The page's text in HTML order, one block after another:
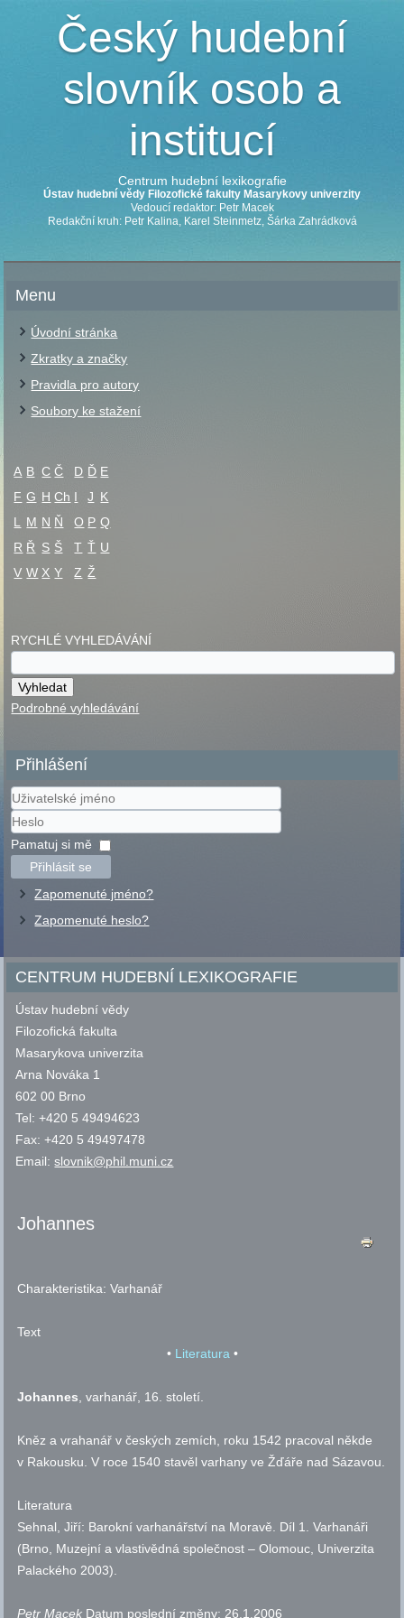
Český hudební
slovník osob a
institucí
Centrum hudební lexikografie
Ústav hudební vědy Filozofické fakulty Masarykovy univerzity
Vedoucí redaktor: Petr Macek
Redakční kruh: Petr Kalina, Karel Steinmetz, Šárka Zahrádková
Menu
Úvodní stránka
Zkratky a značky
Pravidla pro autory
Soubory ke stažení
A B C Č D Ď E
F G H Ch I J K
L
M N Ň O P Q
R Ř S Š T Ť U
V W X Y Z Ž
RYCHLÉ VYHLEDÁVÁNÍ
Podrobné vyhledávání
Přihlášení
Uživatelské
jméno
Heslo
Pamatuj si mě
Přihlásit se
Zapomenuté jméno?
Zapomenuté heslo?
CENTRUM HUDEBNÍ LEXIKOGRAFIE
Ústav hudební vědy
Filozofická fakulta
Masarykova univerzita
Arna Nováka 1
602 00 Brno
Tel: +420 5 49494623
Fax: +420 5 49497478
Email:slovnik@phil.muni.cz
Johannes
Charakteristika:Varhanář
Text
• Literatura•
Johannes, varhanář, 16. století.
Kněz a vrahanář v českých zemích, roku 1542 pracoval někde
v Rakousku. V roce 1540 stavěl varhany ve Žďáře nad Sázavou.
Literatura
Sehnal, Jiří: Barokní varhanářství na Moravě. Díl 1. Varhanáři
(Brno, Muzejní a vlastivědná společnost – Olomouc, Univerzita
Palackého 2003).
Petr Macek Datum poslední změny:26.1.2006